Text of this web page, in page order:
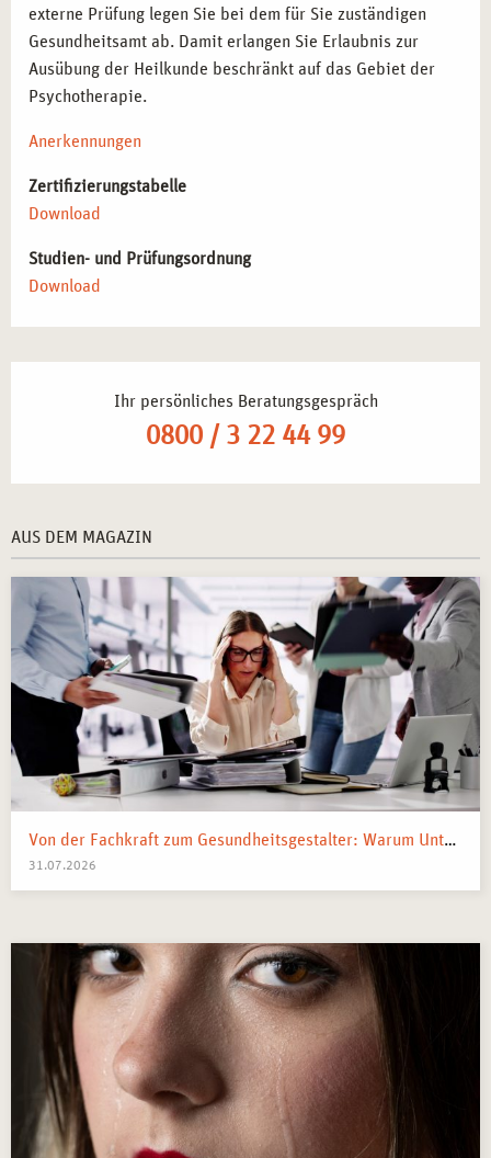
externe Prüfung legen Sie bei dem für Sie zuständigen
Gesundheitsamt ab. Damit erlangen Sie Erlaubnis zur
Ausübung der Heilkunde beschränkt auf das Gebiet der
Psychotherapie.
Anerkennungen
Zertifizierungstabelle
Download
Studien- und Prüfungsordnung
Download
Ihr persönliches Beratungsgespräch
0800 / 3 22 44 99
AUS DEM MAGAZIN
Von der Fachkraft zum Gesundheitsgestalter: Warum Unternehmen 2026 Business Health Coaches brauchen
31.07.2026